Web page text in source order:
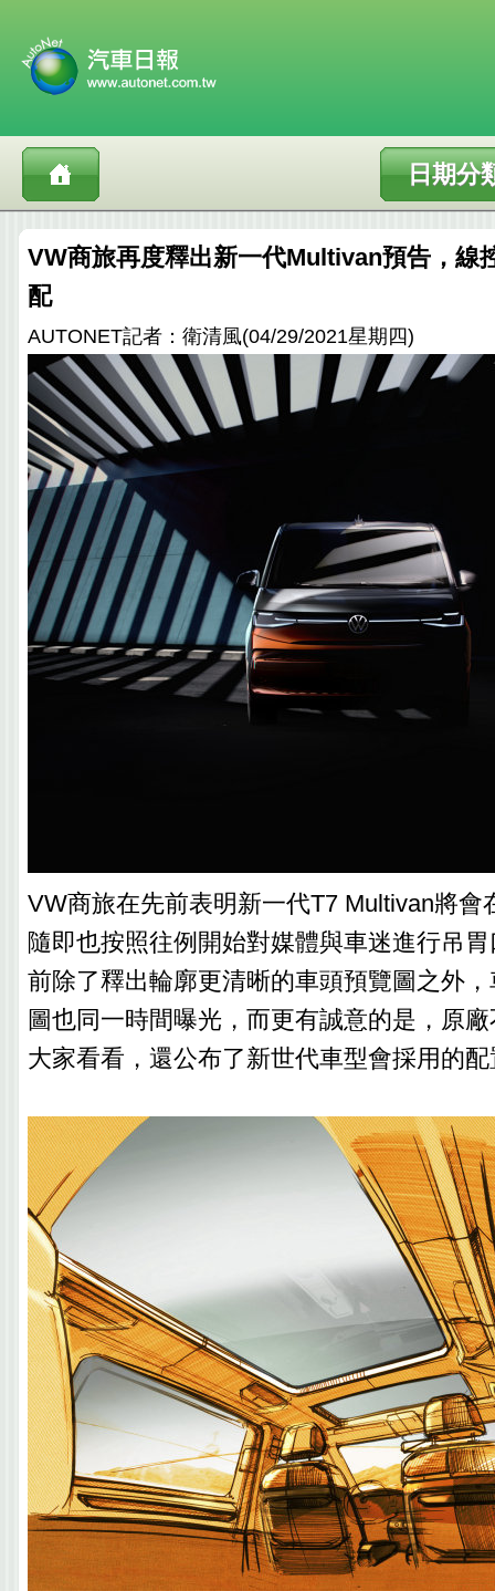
日期分
VW商旅再度釋出新一代Multivan預告，線
配
AUTONET記者：衛清風(04/29/2021星期四)
VW商旅在先前表明新一代T7 Multivan將會
隨即也按照往例開始對媒體與車迷進行吊
前除了釋出輪廓更清晰的車頭預覽圖之外
圖也同一時間曝光，而更有誠意的是，原
大家看看，還公布了新世代車型會採用的